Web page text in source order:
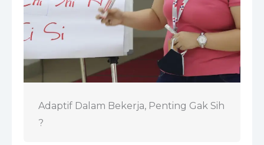
Adaptif Dalam Bekerja, Penting Gak Sih
?